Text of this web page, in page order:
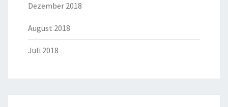
Dezember 2018
August 2018
Juli 2018